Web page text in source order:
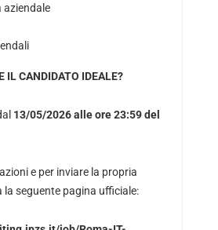
aziendale
IL CANDIDATO IDEALE?
13/05/2026 alle ore 23:59 del
e per inviare la propria
seguente pagina ufficiale: